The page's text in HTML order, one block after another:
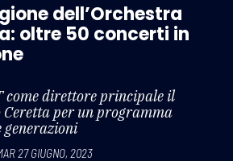
dell’Orchestra
oltre 50 concerti in
come direttore principale il
Ceretta per un programma
generazioni
27 GIUGNO, 2023